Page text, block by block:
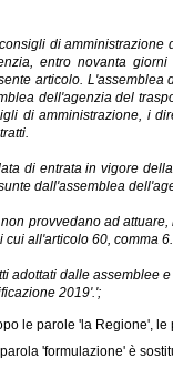
di
entro novanta
articolo.
dell'agenzia del
di amministrazione, i
di entrata in vigore
dall'assemblea
provvedano ad
all'articolo 60, comma 6.
adottati dalle assemblee
2019'.';
le parole 'la Regione',
'formulazione' è